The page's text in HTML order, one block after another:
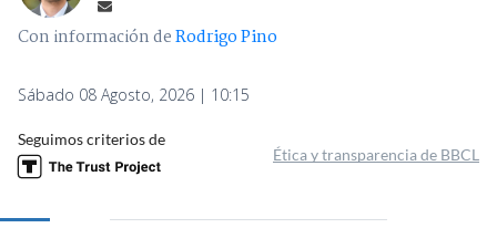
Con información deRodrigo Pino
Sábado 08 Agosto, 2026 | 10:15
Seguimos criterios de
Ética y transparencia de BBCL